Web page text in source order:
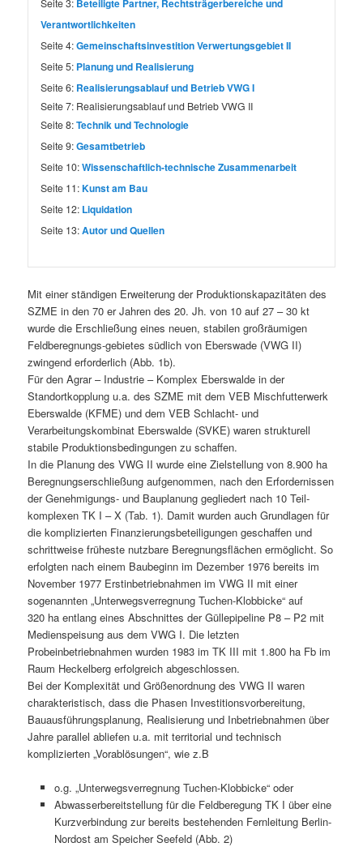
Seite 3: Beteiligte Partner, Rechtsträgerbereiche und
Verantwortlichkeiten
Seite 4:Gemeinschaftsinvestition Verwertungsgebiet II
Seite 5: Planung und Realisierung
Seite 6: Realisierungsablauf und Betrieb VWG I
Seite 7: Realisierungsablauf und Betrieb VWG II
Seite 8:Technik und Technologie
Seite 9:Gesamtbetrieb
Seite 10:Wissenschaftlich-technische Zusammenarbeit
Seite 11:Kunst am Bau
Seite 12: Liquidation
Seite 13:Autor und Quellen
Mit einer ständigen Erweiterung der Produktionskapazitäten des
SZME in den 70 er Jahren des 20. Jh. von 10 auf 27 – 30 kt
wurde die Erschließung eines neuen, stabilen großräumigen
Feldberegnungs-gebietes südlich von Eberswade (VWG II)
zwingend erforderlich (Abb. 1b).
Für den Agrar – Industrie – Komplex Eberswalde in der
Standortkopplung u.a. des SZME mit dem VEB Mischfutterwerk
Eberswalde (KFME) und dem VEB Schlacht- und
Verarbeitungskombinat Eberswalde (SVKE) waren strukturell
stabile Produktionsbedingungen zu schaffen.
In die Planung des VWG II wurde eine Zielstellung von 8.900 ha
Beregnungserschließung aufgenommen, nach den Erfordernissen
der Genehmigungs- und Bauplanung gegliedert nach 10 Teil-
komplexen TK I – X (Tab. 1). Damit wurden auch Grundlagen für
die komplizierten Finanzierungsbeteiligungen geschaffen und
schrittweise früheste nutzbare Beregnungsflächen ermöglicht. So
erfolgten nach einem Baubeginn im Dezember 1976 bereits im
November 1977 Erstinbetriebnahmen im VWG II mit einer
sogenannten „Unterwegsverregnung Tuchen-Klobbicke“ auf
320 ha entlang eines Abschnittes der Güllepipeline P8 – P2 mit
Medienspeisung aus dem VWG I. Die letzten
Probeinbetriebnahmen wurden 1983 im TK III mit 1.800 ha Fb im
Raum Heckelberg erfolgreich abgeschlossen.
Bei der Komplexität und Größenordnung des VWG II waren
charakteristisch, dass die Phasen Investitionsvorbereitung,
Bauausführungsplanung, Realisierung und Inbetriebnahmen über
Jahre parallel abliefen u.a. mit territorial und technisch
komplizierten „Vorablösungen“, wie z.B
o.g. „Unterwegsverregnung Tuchen-Klobbicke“ oder
Abwasserbereitstellung für die Feldberegung TK I über eine
Kurzverbindung zur bereits bestehenden Fernleitung Berlin-
Nordost am Speicher Seefeld (Abb. 2)